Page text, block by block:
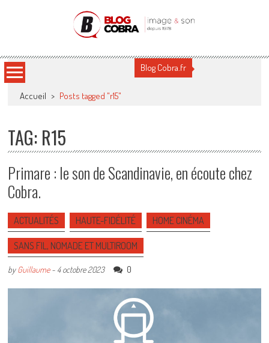
Blog Cobra
Blog Cobra.fr
Accueil > Posts tagged "r15"
TAG: R15
Primare : le son de Scandinavie, en écoute chez
Cobra.
ACTUALITÉS HAUTE-FIDÉLITÉ HOME CINÉMA
SANS FIL, NOMADE ET MULTIROOM
byGuillaume- 4 octobre 2023 0